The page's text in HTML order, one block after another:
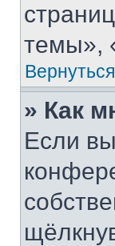
темы»,
» Как
Если